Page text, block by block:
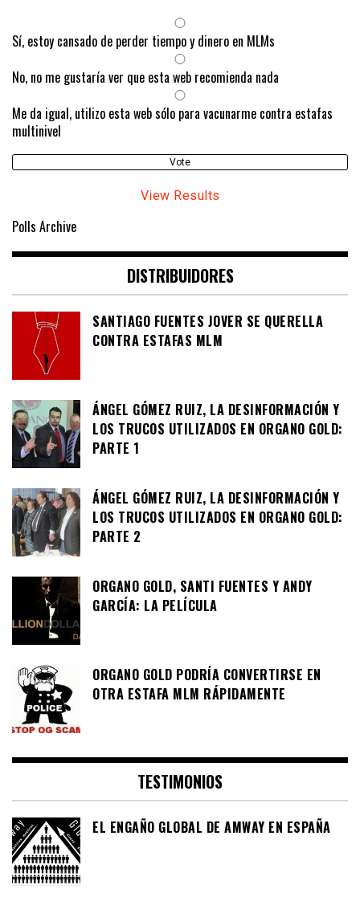
Sí, estoy cansado de perder tiempo y dinero en MLMs
No, no me gustaría ver que esta web recomienda nada
Me da igual, utilizo esta web sólo para vacunarme contra estafas
multinivel
View Results
Polls Archive
DISTRIBUIDORES
SANTIAGO FUENTES JOVER SE QUERELLA
CONTRA ESTAFAS MLM
ÁNGEL GÓMEZ RUIZ, LA DESINFORMACIÓN Y
LOS TRUCOS UTILIZADOS EN ORGANO GOLD:
PARTE 1
ÁNGEL GÓMEZ RUIZ, LA DESINFORMACIÓN Y
LOS TRUCOS UTILIZADOS EN ORGANO GOLD:
PARTE 2
ORGANO GOLD, SANTI FUENTES Y ANDY
GARCÍA: LA PELÍCULA
ORGANO GOLD PODRÍA CONVERTIRSE EN
OTRA ESTAFA MLM RÁPIDAMENTE
TESTIMONIOS
EL ENGAÑO GLOBAL DE AMWAY EN ESPAÑA